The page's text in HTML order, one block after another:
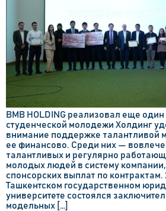
BMB HOLDING реализовал еще
студенческой молодежи Холдинг
внимание поддержке талантливой
ее финансово. Среди них —
талантливых и регулярно
молодых людей в систему
спонсорских выплат по контрактам.
Ташкентском государственном
университете состоялся
модельных […]